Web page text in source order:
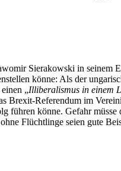
Sierakowski in seinem
könne: Als der
„Illiberalismus in einem
Referendum im
könne. Gefahr
Flüchtlinge seien gute